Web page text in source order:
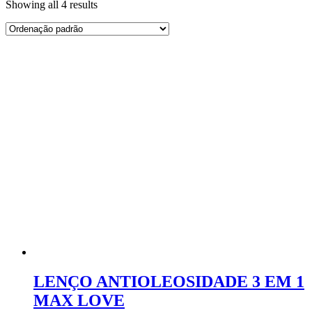
Showing all 4 results
LENÇO ANTIOLEOSIDADE 3 EM 1
MAX LOVE